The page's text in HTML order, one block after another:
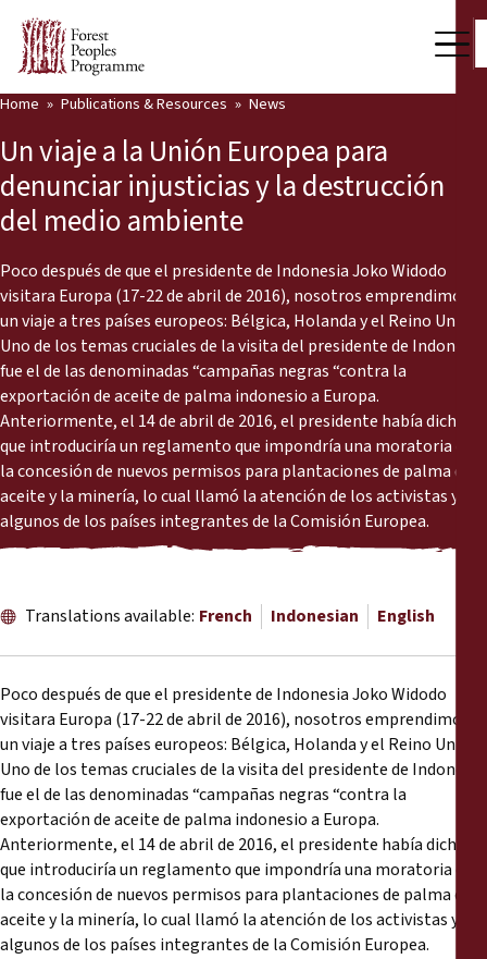
Who we are
Press Room
Support Us
Our Work
Community Voices
Partners & Countries
Latest News
Publications & Resources
Back
Publications & Resources
News
Reports
Press Releases
Training Materials
Legal Submissions
Declarations
Annual Reports
Home Publications & Resources News
Un viaje a la Unión Europea para
denunciar injusticias y la destrucción
del medio ambiente
Poco después de que el presidente de Indonesia Joko Widodo
visitara Europa (17-22 de abril de 2016), nosotros emprendimos
un viaje a tres países europeos: Bélgica, Holanda y el Reino Unido.
Uno de los temas cruciales de la visita del presidente de Indonesia
fue el de las denominadas “campañas negras “contra la
exportación de aceite de palma indonesio a Europa.
Anteriormente, el 14 de abril de 2016, el presidente había dicho
que introduciría un reglamento que impondría una moratoria en
la concesión de nuevos permisos para plantaciones de palma de
aceite y la minería, lo cual llamó la atención de los activistas y
algunos de los países integrantes de la Comisión Europea.
Translations available: French Indonesian English
Poco después de que el presidente de Indonesia Joko Widodo
visitara Europa (17-22 de abril de 2016), nosotros emprendimos
un viaje a tres países europeos: Bélgica, Holanda y el Reino Unido.
Uno de los temas cruciales de la visita del presidente de Indonesia
fue el de las denominadas “campañas negras “contra la
exportación de aceite de palma indonesio a Europa.
Anteriormente, el 14 de abril de 2016, el presidente había dicho
que introduciría un reglamento que impondría una moratoria en
la concesión de nuevos permisos para plantaciones de palma de
aceite y la minería, lo cual llamó la atención de los activistas y
algunos de los países integrantes de la Comisión Europea.